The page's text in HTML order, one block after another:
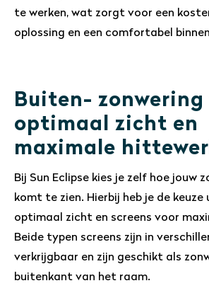
te werken, wat zorgt voor een
oplossing en een comfortabel
Buiten- zonwering
optimaal zicht en
maximale
Bij Sun Eclipse kies je zelf hoe jouw
komt te zien. Hierbij heb je de keuze
optimaal zicht en screens voor
Beide typen screens zijn in
verkrijgbaar en zijn geschikt als
buitenkant van het raam.